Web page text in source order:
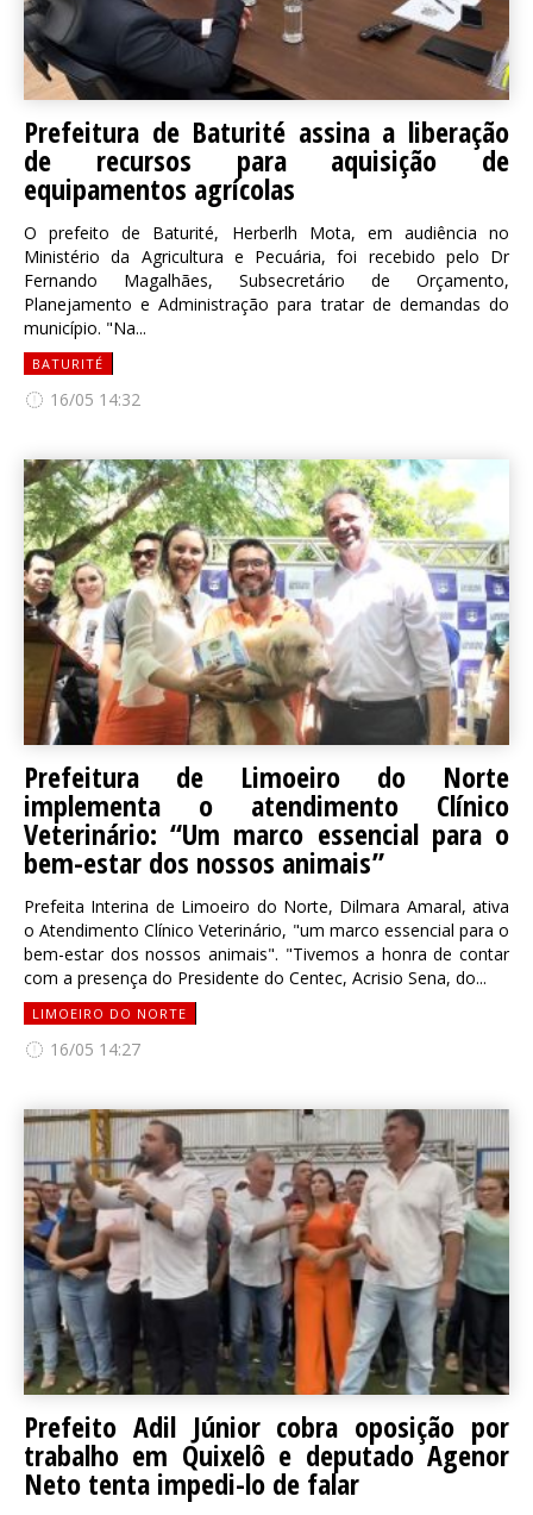
Prefeitura de Baturité assina a liberação
de recursos para aquisição de
equipamentos agrícolas
O prefeito de Baturité, Herberlh Mota, em audiência no
Ministério da Agricultura e Pecuária, foi recebido pelo Dr
Fernando Magalhães, Subsecretário de Orçamento,
Planejamento e Administração para tratar de demandas do
município. "Na...
BATURITÉ
16/05 14:32
Prefeitura de Limoeiro do Norte
implementa o atendimento Clínico
Veterinário: “Um marco essencial para o
bem-estar dos nossos animais”
Prefeita Interina de Limoeiro do Norte, Dilmara Amaral, ativa
o Atendimento Clínico Veterinário, "um marco essencial para o
bem-estar dos nossos animais". "Tivemos a honra de contar
com a presença do Presidente do Centec, Acrisio Sena, do...
LIMOEIRO DO NORTE
16/05 14:27
Prefeito Adil Júnior cobra oposição por
trabalho em Quixelô e deputado Agenor
Neto tenta impedi-lo de falar